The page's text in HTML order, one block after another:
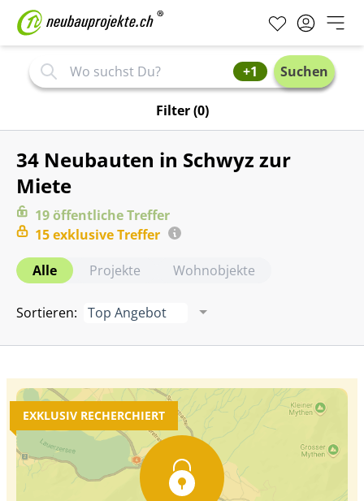
+1 Suchen
Filter(0)
34 Neubauten in Schwyz zur
Miete
19öffentlicheTreffer
15exklusiveTreffer
Alle
Projekte Wohnobjekte
Sortieren: Top Angebot
EXKLUSIV RECHERCHIERT